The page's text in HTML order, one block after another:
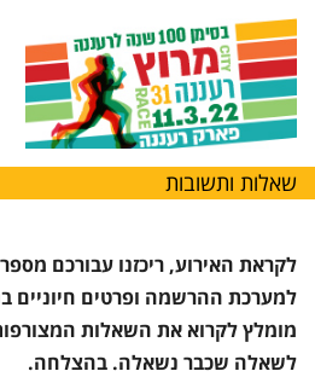
שאלות ותשובות
לקראת האירוע, ריכזנו עבורכם
למערכת ההרשמה ופרטים חיוניים
מומלץ לקרוא את השאלות
לשאלה שכבר נשאלה. בהצלחה.